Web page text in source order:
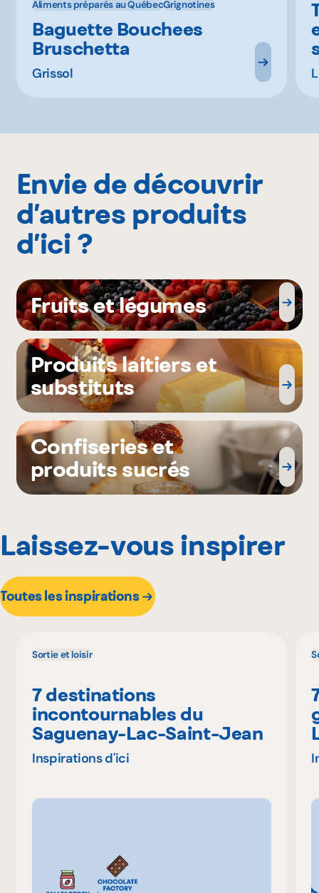
Aliments préparés au QuébecGrignotines
Baguette Bouchees
Bruschetta
Grissol
Envie de découvrir
d’autres produits
d’ici ?
Fruits et légumes
Produits laitiers et
substituts
Confiseries et
produits sucrés
Laissez-vous inspirer
Toutes les inspirations
Sortie et loisir
7 destinations
incontournables du
Saguenay-Lac-Saint-Jean
Inspirations d'ici